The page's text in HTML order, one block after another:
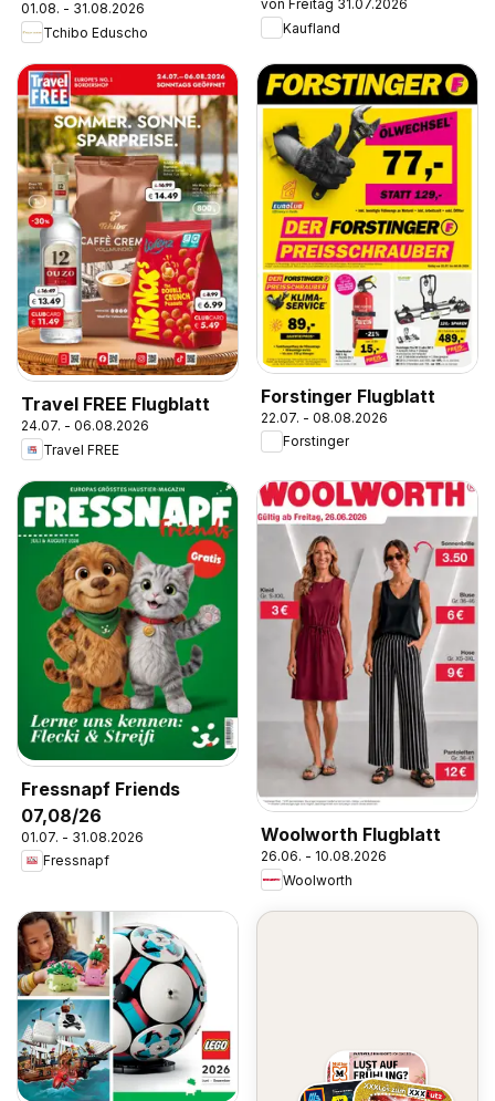
01.08. - 31.08.2026
Tchibo Eduscho
von Freitag 31.07.2026
Kaufland
Travel FREE Flugblatt
24.07. - 06.08.2026
Travel FREE
Forstinger Flugblatt
22.07. - 08.08.2026
Forstinger
Fressnapf Friends
07,08/26
01.07. - 31.08.2026
Fressnapf
Woolworth Flugblatt
26.06. - 10.08.2026
Woolworth